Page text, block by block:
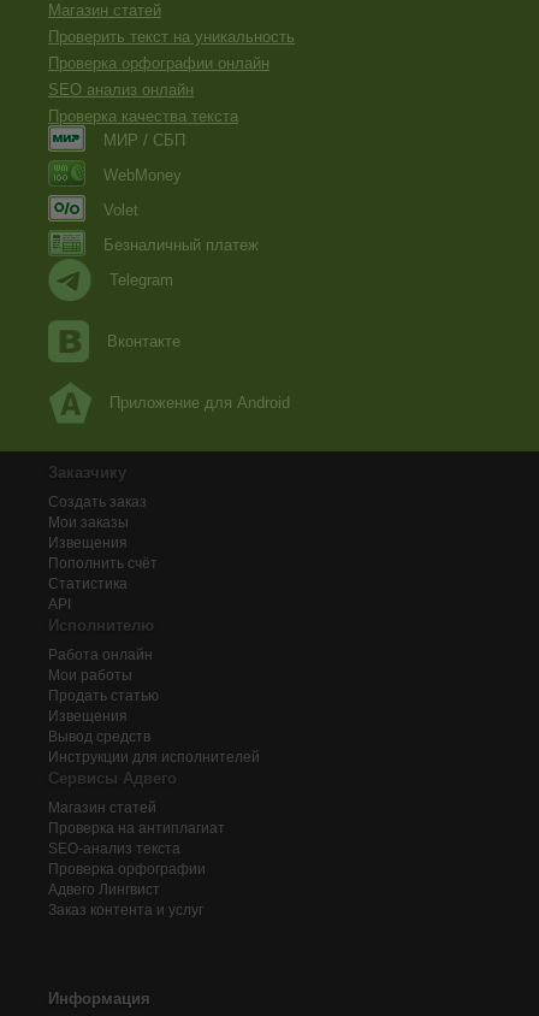
Магазин статей
Проверить текст на уникальность
Проверка орфографии онлайн
SEO анализ онлайн
Проверка качества текста
МИР / СБП
WebMoney
Volet
Безналичный платеж
Telegram
Вконтакте
Приложение для Android
Заказчику
Создать заказ
Мои заказы
Извещения
Пополнить счёт
Статистика
API
Исполнителю
Работа онлайн
Мои работы
Продать статью
Извещения
Вывод средств
Инструкции для исполнителей
Сервисы Адвего
Магазин статей
Проверка на антиплагиат
SEO-анализ текста
Проверка орфографии
Адвего Лингвист
Заказ контента и услуг
Информация